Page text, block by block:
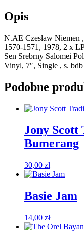
Opis
N.AE Czesław Niemen
1570-1571, 1978, 2 x
Sen Srebrny Salomei
Vinyl, 7″, Single , s. bdb
Podobne
Jony Scott
Bumerang
30,00 zł
Basie Jam
14,00 zł